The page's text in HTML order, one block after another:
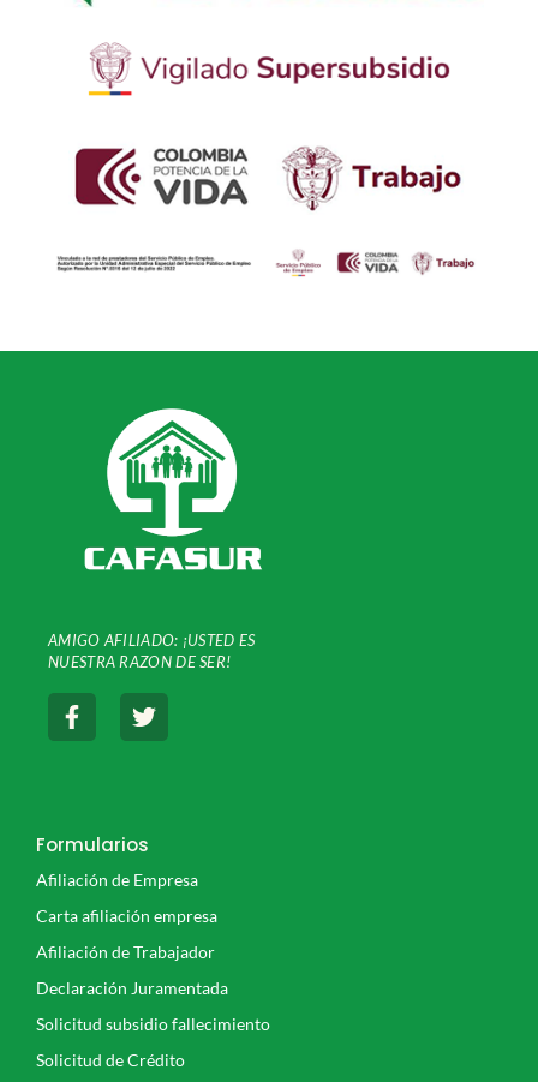
AMIGO AFILIADO: ¡USTED ES
NUESTRA RAZON DE SER!
F
a
c
o
-
f
T
w
i
r
Formularios
Afiliación de Empresa
Carta afiliación empresa
Afiliación de Trabajador
Declaración Juramentada
Solicitud subsidio fallecimiento
Solicitud de Crédito